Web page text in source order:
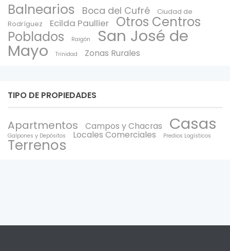
Balnearios Boca del Cufré
Ciudad de
Rodríguez
Ecilda Paullier
Otros Centros
Poblados
Raigón San José de
Mayo Trinidad Zonas Rurales
TIPO DE PROPIEDADES
Apartmentos Campos y Chacras Casas
Galpones y Depòsitos Locales Comerciales Predios Logísticos
Terrenos